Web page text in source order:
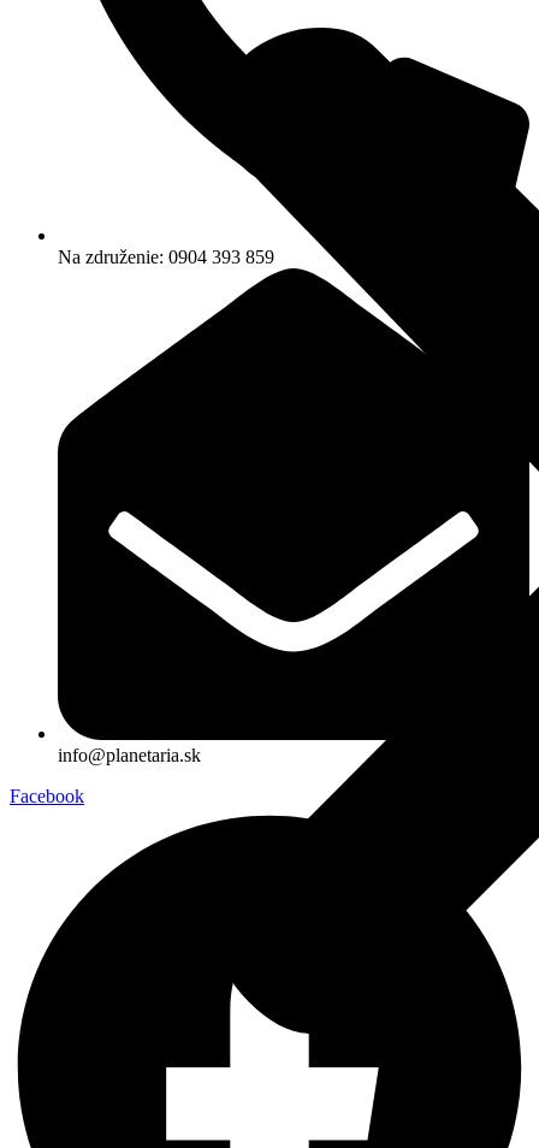
Na združenie: 0904 393 859
info@planetaria.sk
Facebook